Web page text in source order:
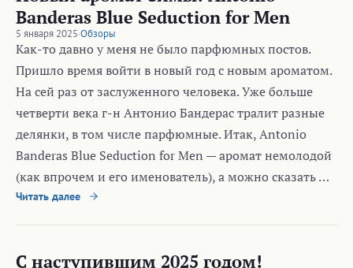
Banderas Blue Seduction for Men
5 января 2025·Обзоры
Как-то давно у меня не было парфюмных постов.
Пришло время войти в новый год с новым ароматом.
На сей раз от заслуженного человека. Уже больше
четверти века г-н Антонио Бандерас тралит разные
делянки, в том числе парфюмные. Итак, Antonio
Banderas Blue Seduction for Men — аромат немолодой
(как впрочем и его именователь), а можно сказать …
Читать далее
С наступившим 2025 годом!